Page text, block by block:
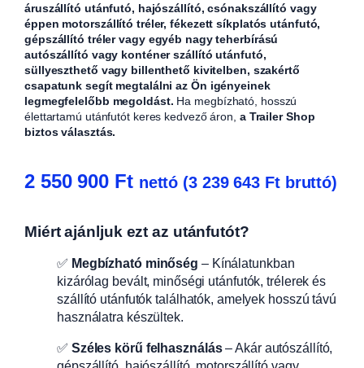
áruszállító utánfutó, hajószállító, csónakszállító vagy
éppen motorszállító tréler, fékezett síkplatós utánfutó,
gépszállító tréler vagy egyéb nagy teherbírású
autószállító vagy konténer szállító utánfutó,
süllyeszthető vagy billenthető kivitelben, szakértő
csapatunk segít megtalálni az Ön igényeinek
legmegfelelőbb megoldást. Ha megbízható, hosszú
élettartamú utánfutót keres kedvező áron, a Trailer Shop
biztos választás.
2 550 900 Ft nettó (3 239 643 Ftbruttó)
Miért ajánljuk ezt az utánfutót?
✅ Megbízható minőség – Kínálatunkban
kizárólag bevált, minőségi utánfutók, trélerek és
szállító utánfutók találhatók, amelyek hosszú távú
használatra készültek.
✅ Széles körű felhasználás– Akár autószállító,